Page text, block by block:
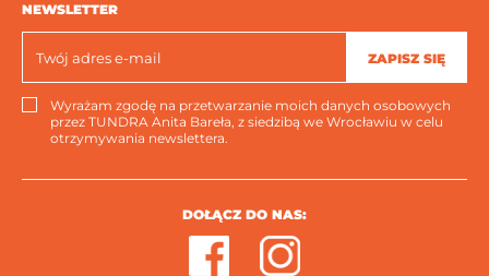
NEWSLETTER
ZAPISZ SIĘ
Wyrażam zgodę na przetwarzanie moich danych osobowych
przez TUNDRA Anita Bareła, z siedzibą we Wrocławiu w celu
otrzymywania newslettera.
DOŁĄCZ DO NAS: